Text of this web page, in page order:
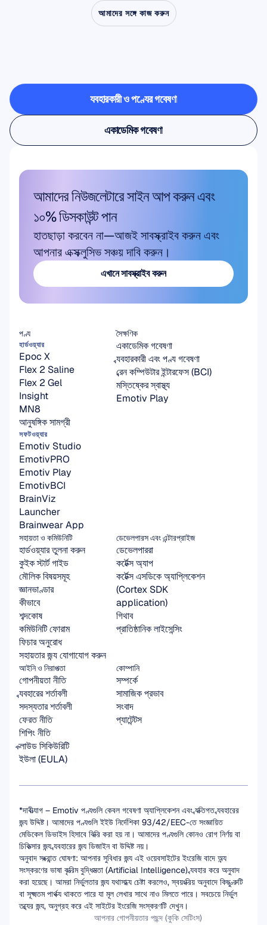
আমাদের সঙ্গে কাজ করুন
নিলেকীসম্ভবতাদেখুন
ব্যবহারকারী ও পণ্যের গবেষণা
ব্যবহারকারী ও পণ্যের গবেষণা
একাডেমিক গবেষণা
একাডেমিক গবেষণা
আমাদের নিউজলেটারে সাইন আপ করুন এবং
১০% ডিসকাউন্ট পান
হাতছাড়া করবেন না—আজই সাবস্ক্রাইব করুন এবং
আপনার এক্সক্লুসিভ সঞ্চয় দাবি করুন।
এখানে সাবস্ক্রাইব করুন
সৈক্ষণিক
একাডেমিক গবেষণা
ব্যবহারকারী এবং পণ্য গবেষণা
ব্রেন কম্পিউটার ইন্টারফেস (BCI)
মস্তিষ্কের স্বাস্থ্য
Emotiv Play
পণ্য
হার্ডওয়্যার
Epoc X
Flex 2 Saline
Flex 2 Gel
Insight
MN8
আনুষঙ্গিক সামগ্রী
সফটওয়্যার
Emotiv Studio
EmotivPRO
Emotiv Play
EmotivBCI
BrainViz
Launcher
Brainwear App
সহায়তা ও কমিউনিটি
হার্ডওয়্যার তুলনা করুন
কুইক স্টার্ট গাইড
মৌলিক বিষয়সমূহ
জ্ঞানভাণ্ডার
কীভাবে
শব্দকোষ
কমিউনিটি ফোরাম
ফিচার অনুরোধ
সহায়তার জন্য যোগাযোগ করুন
ডেভেলপারস এবং এন্টারপ্রাইজ
ডেভেলপাররা
কর্টেক্স অ্যাপ
কর্টেক্স এসডিকে অ্যাপ্লিকেশন
(Cortex SDK
application)
গিথাব
প্রাতিষ্ঠানিক লাইসেন্সিং
কোম্পানি
সম্পর্কে
সামাজিক প্রভাব
সংবাদ
প্যাটেন্টস
আইনি ও নিরাপত্তা
গোপনীয়তা নীতি
ব্যবহারের শর্তাবলী
সদস্যতার শর্তাবলী
ফেরত নীতি
শিপিং নীতি
ক্লাউড সিকিউরিটি
ইউলা (EULA)
*দাবীত্যাগ – Emotiv পণ্যগুলি কেবল গবেষণা অ্যাপ্লিকেশন এবং ব্যক্তিগত ব্যবহারের
জন্য উদ্দিষ্ট। আমাদের পণ্যগুলি ইইউ নির্দেশিকা 93/42/EEC-তে সংজ্ঞায়িত
মেডিকেল ডিভাইস হিসাবে বিক্রি করা হয় না। আমাদের পণ্যগুলি কোনও রোগ নির্ণয় বা
চিকিত্সার জন্য ব্যবহারের জন্য ডিজাইন বা উদ্দিষ্ট নয়।
অনুবাদ সংক্রান্ত ঘোষণা: আপনার সুবিধার জন্য এই ওয়েবসাইটের ইংরেজি বাদে অন্য
সংস্করণের ভাষা কৃত্রিম বুদ্ধিমত্তা (Artificial Intelligence) ব্যবহার করে অনুবাদ
করা হয়েছে। আমরা নির্ভুলতার জন্য যথাসাধ্য চেষ্টা করলেও, স্বয়ংক্রিয় অনুবাদে কিছু ত্রুটি
বা সূক্ষ্মতম পার্থক্য থাকতে পারে যা মূল লেখার সাথে নাও মিলতে পারে। সবচেয়ে নির্ভুল
তথ্যের জন্য, অনুগ্রহ করে এই সাইটের ইংরেজি সংস্করণটি দেখুন।
আপনার গোপনীয়তার পছন্দ (কুকি সেটিংস)